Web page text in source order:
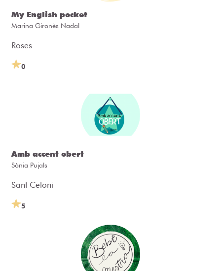
My English pocket
Marina Gironès Nadal
Roses
0
Amb accent obert
Sònia Pujals
Sant Celoni
5